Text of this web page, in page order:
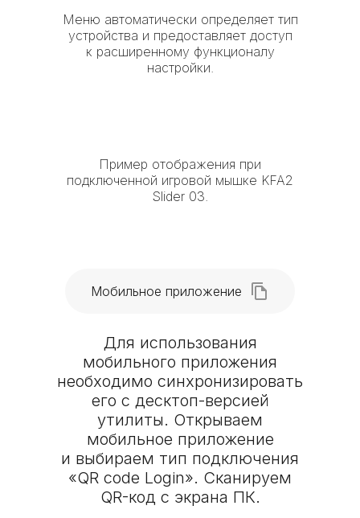
Меню автоматически определяет тип
устройства и предоставляет доступ
к расширенному функционалу
настройки.
Пример отображения при
подключенной игровой мышке KFA2
Slider 03.
Мобильное приложение
Для использования
мобильного приложения
необходимо синхронизировать
его с десктоп-версией
утилиты. Открываем
мобильное приложение
и выбираем тип подключения
«QR code Login». Сканируем
QR-код с экрана ПК.